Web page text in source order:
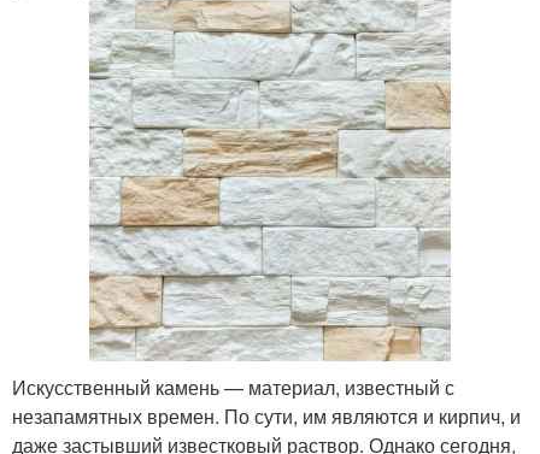
Искусственный камень — материал, известный с
незапамятных времен. По сути, им являются и кирпич, и
даже застывший известковый раствор. Однако сегодня,